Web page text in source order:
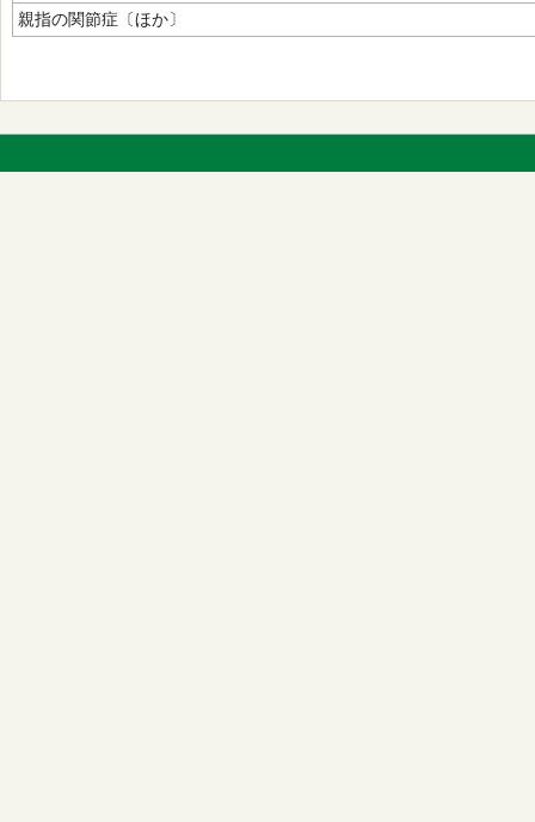
親指の関節症〔ほか〕